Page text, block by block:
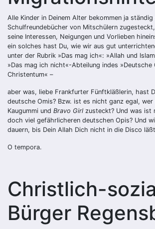
Alle Kinder in Deinem Alter bekommen ja ständig
Schulfreundebücher von Mitschülern
seine Interessen, Neigungen und Vorlieben
ein solches hast Du, wie wir aus gut
unter der Rubrik »Das mag ich«: »Allah und
»Das mag ich nicht«-Abteilung indes »Deutsche
Christentum« –
aber was, liebe Frankfurter Fünftkläßlerin, hast
deutsche Omis? Bzw. ist es nicht ganz egal,
Kaugummi und Bravo Girl zusteckt? Und was ist
doch viel gefährlicheren deutschen Opis? Und
dauern, bis Dein ­Allah Dich nicht in die Disco
O tempora.
Christlich-
Bürger